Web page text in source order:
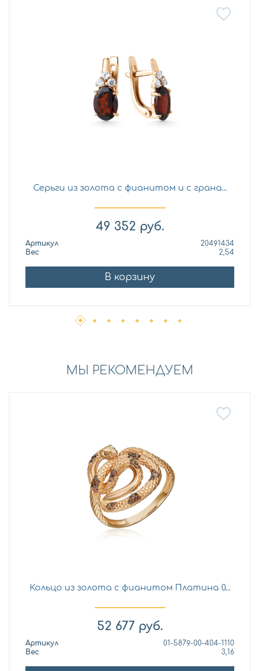
Серьги из золота с фианитом и с грана...
49 352 руб.
Артикул
20491434
Вес
2,54
В корзину
МЫ РЕКОМЕНДУЕМ
Кольцо из золота с фианитом Платина 0...
52 677 руб.
Артикул
01-5879-00-404-1110
Вес
3,16